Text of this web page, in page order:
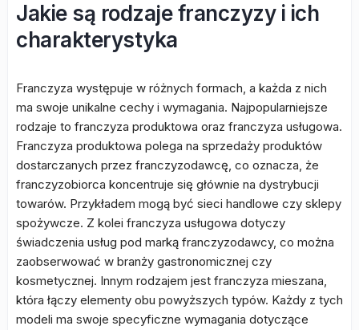
Jakie są rodzaje franczyzy i ich
charakterystyka
Franczyza występuje w różnych formach, a każda z nich
ma swoje unikalne cechy i wymagania. Najpopularniejsze
rodzaje to franczyza produktowa oraz franczyza usługowa.
Franczyza produktowa polega na sprzedaży produktów
dostarczanych przez franczyzodawcę, co oznacza, że
franczyzobiorca koncentruje się głównie na dystrybucji
towarów. Przykładem mogą być sieci handlowe czy sklepy
spożywcze. Z kolei franczyza usługowa dotyczy
świadczenia usług pod marką franczyzodawcy, co można
zaobserwować w branży gastronomicznej czy
kosmetycznej. Innym rodzajem jest franczyza mieszana,
która łączy elementy obu powyższych typów. Każdy z tych
modeli ma swoje specyficzne wymagania dotyczące